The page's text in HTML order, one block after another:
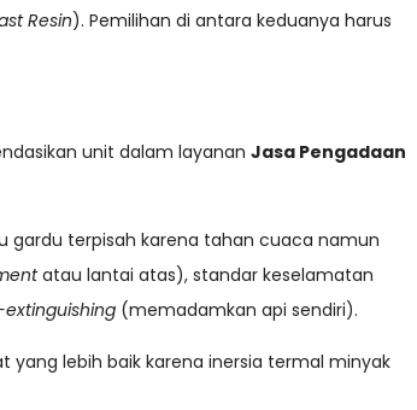
Resin). Pemilihan di antara keduanya harus
unit dalam layanan Jasa Pengadaan
gardu terpisah karena tahan cuaca namun
atau lantai atas), standar keselamatan
(memadamkan api sendiri).
yang lebih baik karena inersia termal minyak